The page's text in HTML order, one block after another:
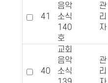
41
음악
소식
140
호
관
리
자
40
교회
음악
소식
관
리